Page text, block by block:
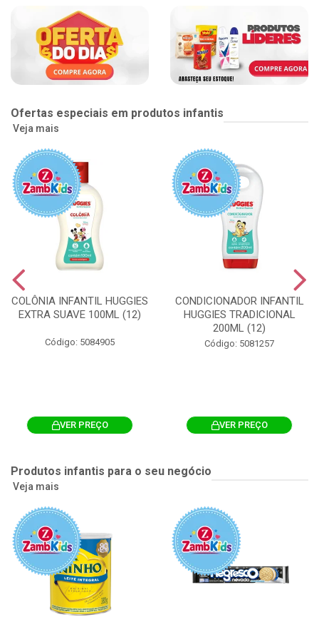
Ofertas especiais em produtos infantis
Veja mais
COLÔNIA INFANTIL HUGGIES
EXTRA SUAVE 100ML (12)
Código: 5084905
VER PREÇO
CONDICIONADOR INFANTIL
HUGGIES TRADICIONAL
200ML (12)
Código: 5081257
VER PREÇO
Produtos infantis para o seu negócio
Veja mais